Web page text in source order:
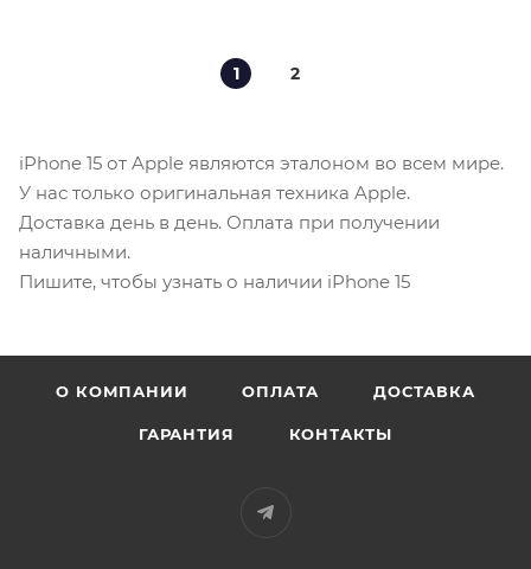
1 2
iPhone 15 от Apple являются эталоном во всем мире.
У нас только оригинальная техника Apple.
Доставка день в день. Оплата при получении
наличными.
Пишите, чтобы узнать о наличии iPhone 15
О КОМПАНИИ ОПЛАТА ДОСТАВКА
ГАРАНТИЯ КОНТАКТЫ